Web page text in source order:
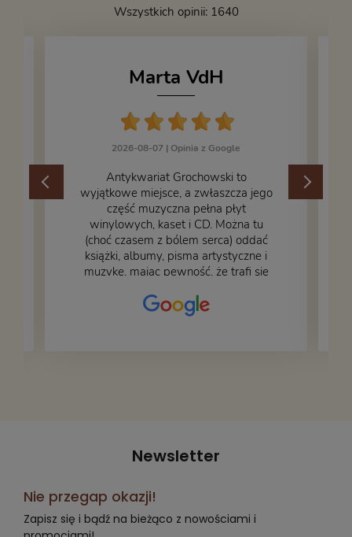
Wszystkich opinii: 1640
Marta VdH
2026-08-07 | Opinia z Google
​Antykwariat Grochowski to
wyjątkowe miejsce, a zwłaszcza jego
część muzyczna pełna płyt
winylowych, kaset i CD. Można tu
(choć czasem z bólem serca) oddać
książki, albumy, pisma artystyczne i
muzykę, mając pewność, że trafi się
– nasze książki w trakcie
przepakowywania. Część oddaliśmy
Newsletter
Nie przegap okazji!
Zapisz się i bądź na bieżąco z nowościami i